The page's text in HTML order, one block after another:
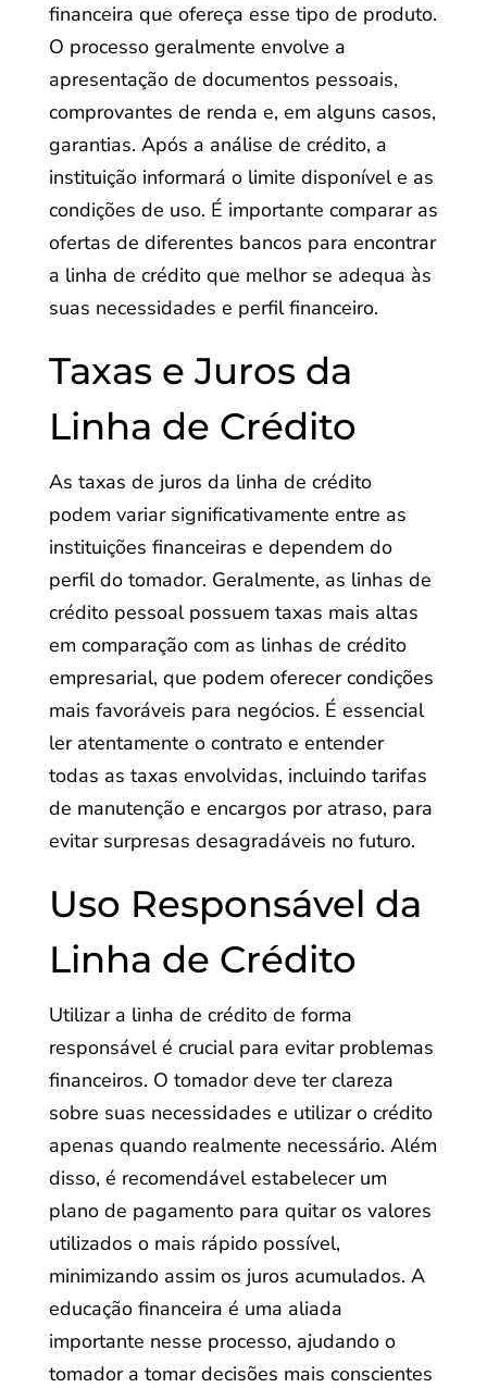
financeira que ofereça esse tipo de produto.
O processo geralmente envolve a
apresentação de documentos pessoais,
comprovantes de renda e, em alguns casos,
garantias. Após a análise de crédito, a
instituição informará o limite disponível e as
condições de uso. É importante comparar as
ofertas de diferentes bancos para encontrar
a linha de crédito que melhor se adequa às
suas necessidades e perfil financeiro.
Taxas e Juros da
Linha de Crédito
As taxas de juros da linha de crédito
podem variar significativamente entre as
instituições financeiras e dependem do
perfil do tomador. Geralmente, as linhas de
crédito pessoal possuem taxas mais altas
em comparação com as linhas de crédito
empresarial, que podem oferecer condições
mais favoráveis para negócios. É essencial
ler atentamente o contrato e entender
todas as taxas envolvidas, incluindo tarifas
de manutenção e encargos por atraso, para
evitar surpresas desagradáveis no futuro.
Uso Responsável da
Linha de Crédito
Utilizar a linha de crédito de forma
responsável é crucial para evitar problemas
financeiros. O tomador deve ter clareza
sobre suas necessidades e utilizar o crédito
apenas quando realmente necessário. Além
disso, é recomendável estabelecer um
plano de pagamento para quitar os valores
utilizados o mais rápido possível,
minimizando assim os juros acumulados. A
educação financeira é uma aliada
importante nesse processo, ajudando o
tomador a tomar decisões mais conscientes